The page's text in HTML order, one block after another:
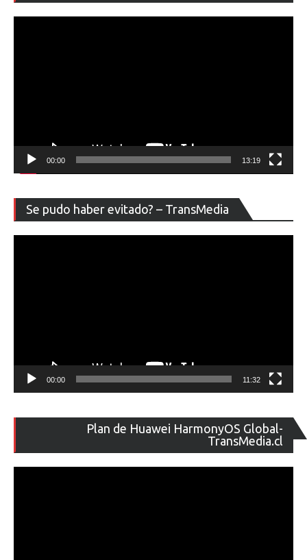
00:00 13:19
Se pudo haber evitado? – TransMedia
de
00:00 11:32
Plan de Huawei HarmonyOS Global-
TransMedia.cl
de